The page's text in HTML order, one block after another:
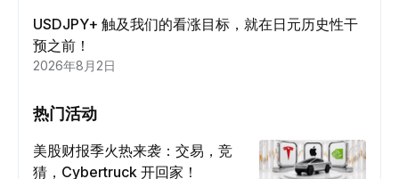
USDJPY+ 触及我们的看涨目标，就在日元历史性干
预之前！
2026年8月2日
热门活动
美股财报季火热来袭：交易，竞
猜，Cybertruck 开回家！